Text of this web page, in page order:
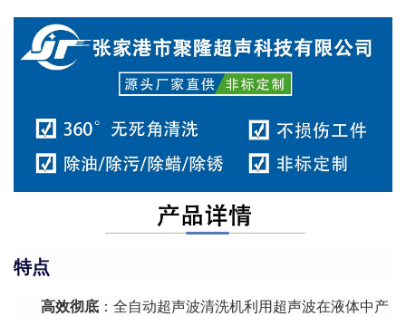
特点
高效彻底：全自动超声波清洗机利用超声波在液体中产